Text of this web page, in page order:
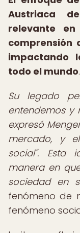
Austriaca
relevante
comprensión
impactando
todo el mundo.
Su legado
entendemos y
expresó
mercado, y
social". Esta
manera en
sociedad en
fenómeno de
fenómeno